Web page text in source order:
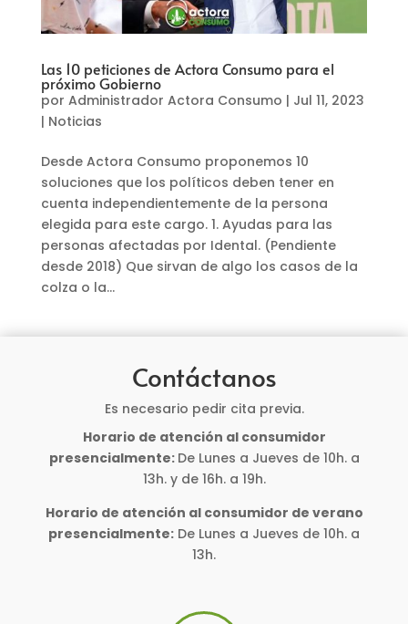
Las 10 peticiones de Actora Consumo para el
próximo Gobierno
por Administrador Actora Consumo | Jul 11, 2023
| Noticias
Desde Actora Consumo proponemos 10
soluciones que los políticos deben tener en
cuenta independientemente de la persona
elegida para este cargo. 1. Ayudas para las
personas afectadas por Idental. (Pendiente
desde 2018) Que sirvan de algo los casos de la
colza o la...
Contáctanos
Es necesario pedir cita previa.
Horario de atención al consumidor
presencialmente: De Lunes a Jueves de 10h. a
13h. y de 16h. a 19h.
Horario de atención al consumidor de verano
presencialmente: De Lunes a Jueves de 10h. a
13h.